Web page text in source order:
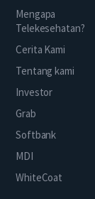
Mengapa
Telekesehatan?
Cerita Kami
Tentang kami
Investor
Grab
Softbank
MDI
WhiteCoat